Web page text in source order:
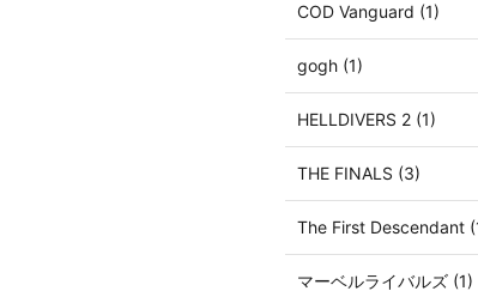
COD Vanguard (1)
gogh (1)
HELLDIVERS 2 (1)
THE FINALS (3)
The First Descendant
マーベルライバルズ (1)